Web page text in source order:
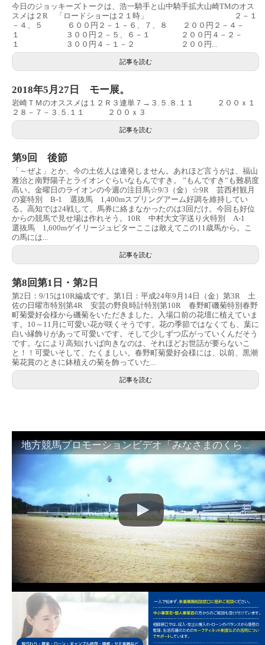
今日のジョッキーズトークは、浩一騎手と山中騎手拡大山崎TMのオス
スメは２R 「ロードショーは２１時」 ２－１
－４、５ ６００円２－１－６、７、８ ２００円２－４－
１ ３００円２－５、６－１ ２００円４－２－
１ ３００円４－１－２ ２００円...
記事を読む
2018年5月27日 モー展。
岩崎ＴＭのオススメは１２Ｒ３連単７→３.５.８.１１ ２００ｘ１
２８－７－３.５.１１ ２００ｘ３
記事を読む
第9回 後節
「～ぜよ」とか、今の土佐人は連発しません。あれほど言うがは、福山
雅治と南野陽子とライオンぐらいなもんですき。 ”もんですき”も難易度
高い。金曜日のライオンの今週の注目馬☆9/3（金）☆9R 芸西村観月
の宴特別 B-1 選抜馬 1,400mスプリングアーム好調を維持してい
る。高知では24戦して、馬券に絡まなかったのは3回だけ。今回も好位
からの競馬で見せ場は作れそう。10R 中村大文字送り火特別 A-1
選抜馬 1,600mゲイリージュピターここは敢えてこの11歳馬から。こ
の馬には...
記事を読む
第8回第1日・第2日
第2日：9/15は10R編成です。第1日：平成24年9月14日（金）第3R 土
佐の日曜市特別第4R 安芸の野良時計特別第10R 春野町磯菊特別春野
町菊愛好会様から磯菊をいただきました。入場口前の花壇に植えていま
す。10～11月に可愛い花が咲くそうです。花の季節ではなくても、葉に
白い縁飾りがあって可愛いです。そして少しずつ広がっていくんだそう
です。なにより高知けいば向きなのは、それほどお世話が要らないこ
と！！可愛いそして、たくましい。春野町菊愛好会様には、以前、黒潮
菊花賞のときに鉢植えの菊を飾っていた...
記事を読む
地方競馬プロモーションビデオ「みなさまのくらしのために」30秒篇｜NAR公式